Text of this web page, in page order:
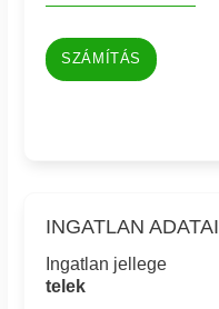
SZÁMÍTÁS
INGATLAN ADATAI
Ingatlan jellege
telek